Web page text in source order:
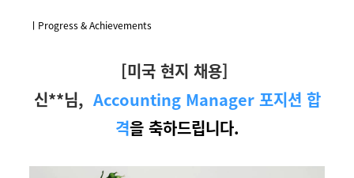
ㅣProgress & Achievements
[미국 현지 채용]
신**님, Accounting Manager 포지션 합
격을 축하드립니다.